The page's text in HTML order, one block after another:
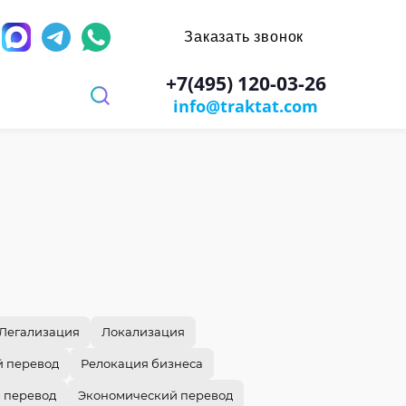
документа
паспорт, диплом, справки
+7(495) 120-03-26
info@traktat.com
Заказать звонок
Легализация Локализация
перевод Релокация бизнеса
перевод Экономический перевод